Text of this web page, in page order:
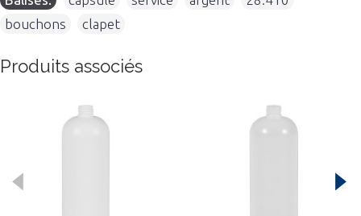
bouchons
clapet
Produits associés